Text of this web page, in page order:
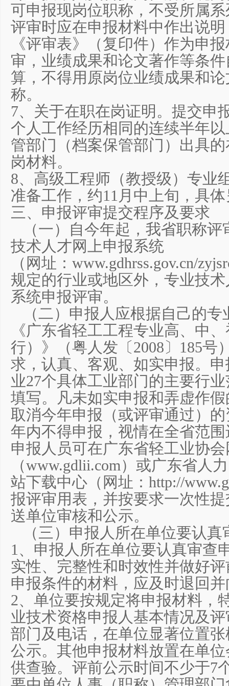
可申报现岗位职称，不受所属
评审时应在申报材料中作出说
《评审表》（复印件）作为申
审，业绩成果和论文著作等条
算，不得用原岗位业绩成果和
称。
7、关于在职在岗证明。提交申
个人工作经历相同的连续半年
管部门（档案保管部门）出具
岗材料。
8、高级工程师（教授级）专业
准备工作，约11月中上旬，具
三、申报评审提交程序及要求
（一）自今年起，我省职称评
技术人才网上申报系统
（网址：www.gdhrss.gov.cn/
规定的行业或地区外，专业技
系统申报评审。
（二）申报人应根据自己的专
《广东省轻工工程专业高、中
行）》（粤人发〔2008〕185号
求，认真、客观、如实申报。
业27个具体工业部门的主要行
填写。凡未如实申报和弄虚作
取消今年申报（或评审通过）
年内不得申报，视情在全省范
申报人员可在广东省轻工业协
（www.gdlii.com）或广东省人
站下载中心（网址：http://
报评审用表，并按要求一次性
送单位审核和公示。
（三）申报人所在单位要认真
1、申报人所在单位要认真审查
实性、完整性和时效性并做好
申报条件的材料，应及时退回
2、单位要按规定将申报材料，
业技术资格申报人基本情况及
部门及电话，在单位显著位置
公示。其他申报材料放置在单
供查验。评前公示时间不少于7